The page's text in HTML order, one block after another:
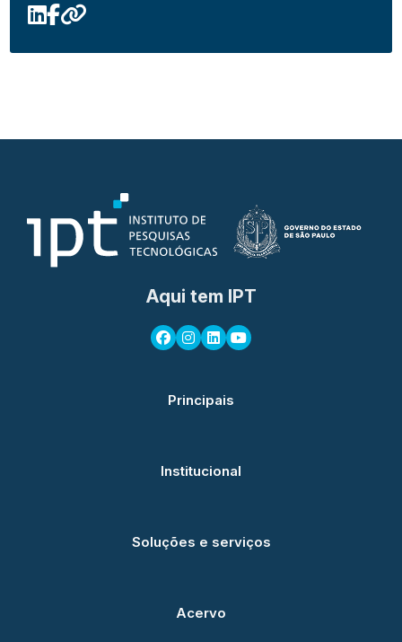
Aqui tem IPT
Principais
Institucional
Soluções e serviços
Acervo